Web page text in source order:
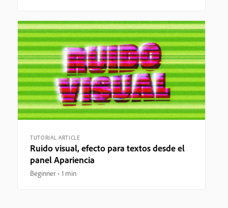
TUTORIAL ARTICLE
Ruido visual, efecto para textos desde el
panel Apariencia
Beginner 1 min